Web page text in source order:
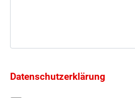
Datenschutzerklärung